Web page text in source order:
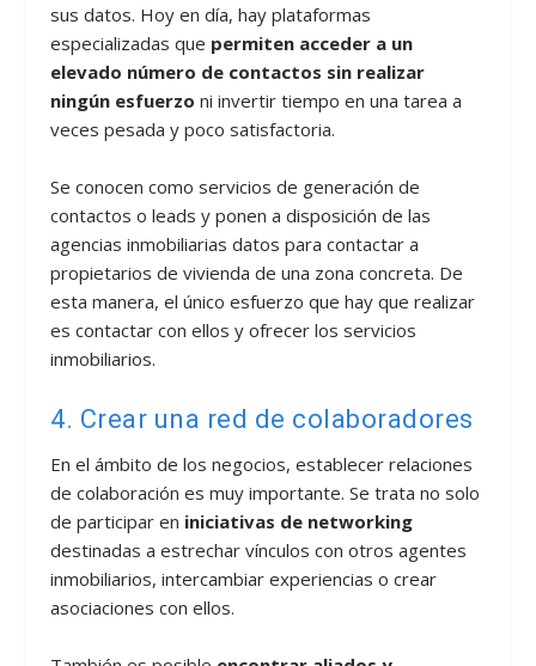
sus datos. Hoy en día, hay plataformas
especializadas que permiten acceder a un
elevado número de contactos sin realizar
ningún esfuerzo ni invertir tiempo en una tarea a
veces pesada y poco satisfactoria.
Se conocen como servicios de generación de
contactos o leads y ponen a disposición de las
agencias inmobiliarias datos para contactar a
propietarios de vivienda de una zona concreta. De
esta manera, el único esfuerzo que hay que realizar
es contactar con ellos y ofrecer los servicios
inmobiliarios.
4. Crear una red de colaboradores
En el ámbito de los negocios, establecer relaciones
de colaboración es muy importante. Se trata no solo
de participar en iniciativas de networking
destinadas a estrechar vínculos con otros agentes
inmobiliarios, intercambiar experiencias o crear
asociaciones con ellos.